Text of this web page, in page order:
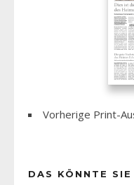
Vorherige Print-
DAS KÖNNTE